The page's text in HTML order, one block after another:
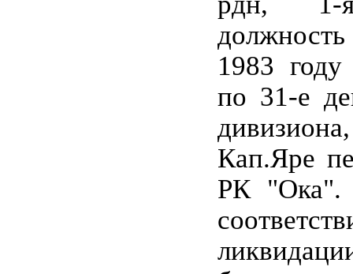
1983
по 31-е
Кап.Яре
РК "Ока".